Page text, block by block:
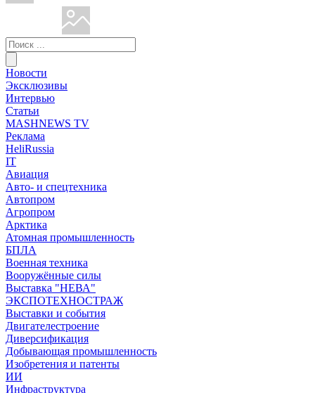
Новости
Эксклюзивы
Интервью
Статьи
MASHNEWS TV
Реклама
HeliRussia
IT
Авиация
Авто- и спецтехника
Автопром
Агропром
Арктика
Атомная промышленность
БПЛА
Военная техника
Вооружённые силы
Выставка "НЕВА"
ЭКСПОТЕХНОСТРАЖ
Выставки и события
Двигателестроение
Диверсификация
Добывающая промышленность
Изобретения и патенты
ИИ
Инфраструктура